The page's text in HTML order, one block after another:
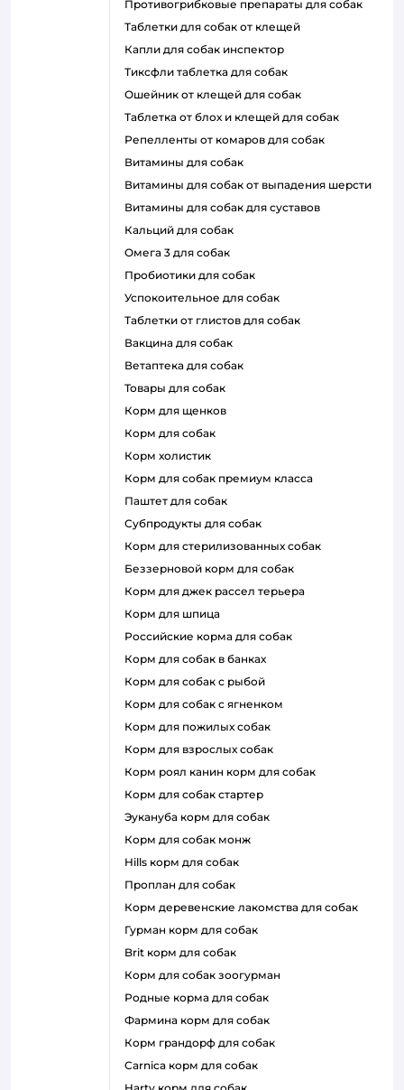
противогрибковые препараты для собак
таблетки для собак от клещей
капли для собак инспектор
тиксфли таблетка для собак
ошейник от клещей для собак
таблетка от блох и клещей для собак
репелленты от комаров для собак
витамины для собак
витамины для собак от выпадения шерсти
витамины для собак для суставов
кальций для собак
омега 3 для собак
пробиотики для собак
успокоительное для собак
таблетки от глистов для собак
вакцина для собак
ветаптека для собак
товары для собак
корм для щенков
корм для собак
корм холистик
корм для собак премиум класса
паштет для собак
субпродукты для собак
корм для стерилизованных собак
беззерновой корм для собак
корм для джек рассел терьера
корм для шпица
российские корма для собак
корм для собак в банках
корм для собак с рыбой
корм для собак с ягненком
корм для пожилых собак
корм для взрослых собак
корм роял канин корм для собак
корм для собак стартер
эукануба корм для собак
корм для собак монж
hills корм для собак
проплан для собак
корм деревенские лакомства для собак
гурман корм для собак
brit корм для собак
корм для собак зоогурман
родные корма для собак
фармина корм для собак
корм грандорф для собак
carnica корм для собак
harty корм для собак